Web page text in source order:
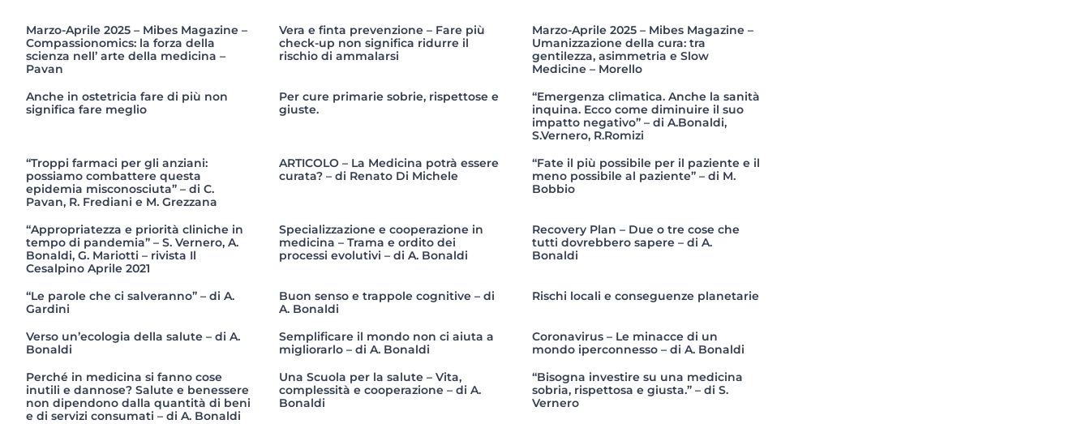
Marzo-Aprile 2025 – Mibes Magazine –
Compassionomics: la forza della
scienza nell’ arte della medicina –
Pavan
Vera e finta prevenzione – Fare più
check-up non significa ridurre il
rischio di ammalarsi
Marzo-Aprile 2025 – Mibes Magazine –
Umanizzazione della cura: tra
gentilezza, asimmetria e Slow
Medicine – Morello
Anche in ostetricia fare di più non
significa fare meglio
Per cure primarie sobrie, rispettose e
giuste.
“Emergenza climatica. Anche la sanità
inquina. Ecco come diminuire il suo
impatto negativo” – di A.Bonaldi,
S.Vernero, R.Romizi
“Troppi farmaci per gli anziani:
possiamo combattere questa
epidemia misconosciuta” – di C.
Pavan, R. Frediani e M. Grezzana
ARTICOLO – La Medicina potrà essere
curata? – di Renato Di Michele
“Fate il più possibile per il paziente e il
meno possibile al paziente” – di M.
Bobbio
“Appropriatezza e priorità cliniche in
tempo di pandemia” – S. Vernero, A.
Bonaldi, G. Mariotti – rivista Il
Cesalpino Aprile 2021
Specializzazione e cooperazione in
medicina – Trama e ordito dei
processi evolutivi – di A. Bonaldi
Recovery Plan – Due o tre cose che
tutti dovrebbero sapere – di A.
Bonaldi
“Le parole che ci salveranno” – di A.
Gardini
Buon senso e trappole cognitive – di
A. Bonaldi
Rischi locali e conseguenze planetarie
Verso un’ecologia della salute – di A.
Bonaldi
Semplificare il mondo non ci aiuta a
migliorarlo – di A. Bonaldi
Coronavirus – Le minacce di un
mondo iperconnesso – di A. Bonaldi
Perché in medicina si fanno cose
inutili e dannose? Salute e benessere
non dipendono dalla quantità di beni
e di servizi consumati – di A. Bonaldi
Una Scuola per la salute – Vita,
complessità e cooperazione – di A.
Bonaldi
“Bisogna investire su una medicina
sobria, rispettosa e giusta.” – di S.
Vernero